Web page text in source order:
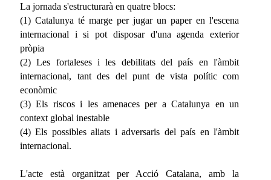
La jornada s'estructurarà en quatre blocs:
(1) Catalunya té marge per jugar un paper en l'escena
internacional i si pot disposar d'una agenda exterior
pròpia
(2) Les fortaleses i les debilitats del país en l'àmbit
internacional, tant des del punt de vista polític com
econòmic
(3) Els riscos i les amenaces per a Catalunya en un
context global inestable
(4) Els possibles aliats i adversaris del país en l'àmbit
internacional.
L'acte està organitzat per Acció Catalana, amb la